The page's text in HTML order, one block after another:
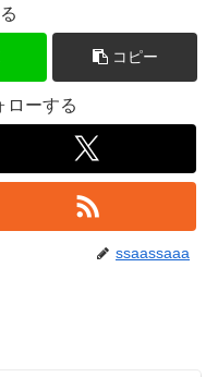
コピー
ローする
ssaassaaa